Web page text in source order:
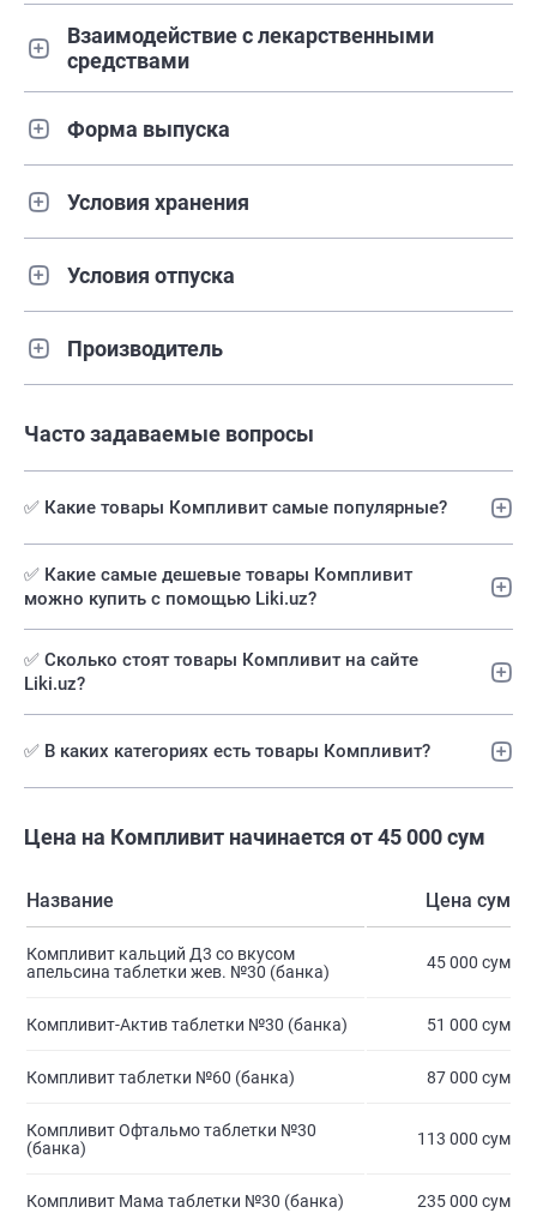
Взаимодействие с лекарственными
средствами
Форма выпуска
Условия хранения
Условия отпуска
Производитель
Часто задаваемые вопросы
✅ Какие товары Компливит самые популярные?
✅️ Какие самые дешевые товары Компливит
можно купить с помощью Liki.uz?
✅ Сколько стоят товары Компливит на сайте
Liki.uz?
✅ В каких категориях есть товары Компливит?
Цена на Компливит начинается от 45 000 сум
Название Цена сум
Компливит кальций Д3 со вкусом
апельсина таблетки жев. №30 (банка)
45 000 сум
Компливит-Актив таблетки №30 (банка) 51 000 сум
Компливит таблетки №60 (банка) 87 000 сум
Компливит Офтальмо таблетки №30
(банка)
113 000 сум
Компливит Мама таблетки №30 (банка) 235 000 сум